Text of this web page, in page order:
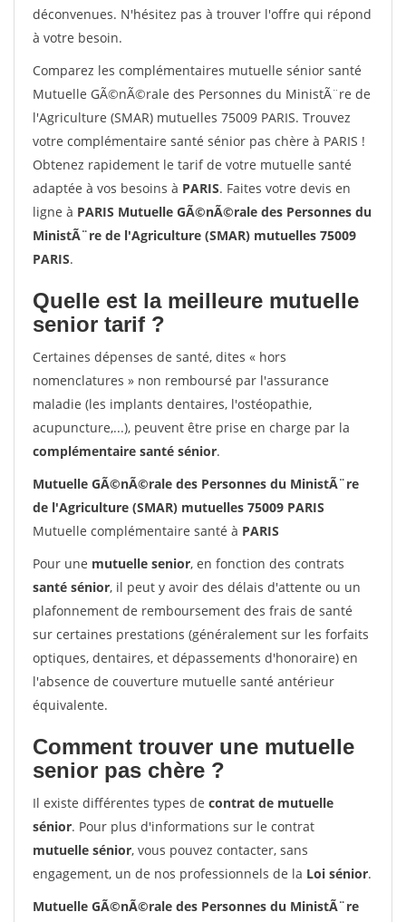
déconvenues. N'hésitez pas à trouver l'offre qui répond
à votre besoin.
Comparez les complémentaires mutuelle sénior santé
Mutuelle GÃ©nÃ©rale des Personnes du MinistÃ¨re de
l'Agriculture (SMAR) mutuelles 75009 PARIS. Trouvez
votre complémentaire santé sénior pas chère à PARIS !
Obtenez rapidement le tarif de votre mutuelle santé
adaptée à vos besoins à PARIS. Faites votre devis en
ligne à PARIS Mutuelle GÃ©nÃ©rale des Personnes du
MinistÃ¨re de l'Agriculture (SMAR) mutuelles 75009
PARIS.
Quelle est la meilleure mutuelle
senior tarif ?
Certaines dépenses de santé, dites « hors
nomenclatures » non remboursé par l'assurance
maladie (les implants dentaires, l'ostéopathie,
acupuncture,...), peuvent être prise en charge par la
complémentaire santé sénior.
Mutuelle GÃ©nÃ©rale des Personnes du MinistÃ¨re
de l'Agriculture (SMAR) mutuelles 75009 PARIS
Mutuelle complémentaire santé à PARIS
Pour une mutuelle senior, en fonction des contrats
santé sénior, il peut y avoir des délais d'attente ou un
plafonnement de remboursement des frais de santé
sur certaines prestations (généralement sur les forfaits
optiques, dentaires, et dépassements d'honoraire) en
l'absence de couverture mutuelle santé antérieur
équivalente.
Comment trouver une mutuelle
senior pas chère ?
Il existe différentes types de contrat de mutuelle
sénior. Pour plus d'informations sur le contrat
mutuelle sénior, vous pouvez contacter, sans
engagement, un de nos professionnels de la Loi sénior.
Mutuelle GÃ©nÃ©rale des Personnes du MinistÃ¨re